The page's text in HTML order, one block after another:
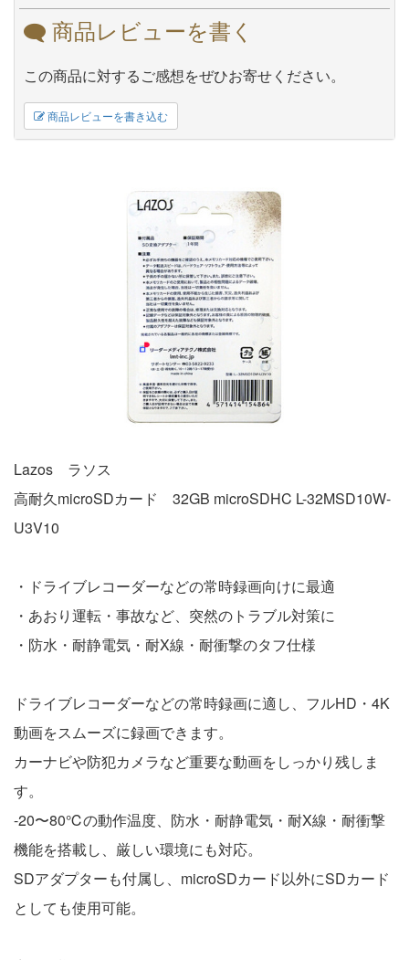
商品レビューを書く
この商品に対するご感想をぜひお寄せください。
商品レビューを書き込む
Lazos ラソス
高耐久microSDカード 32GB microSDHC L-32MSD10W-
U3V10
・ドライブレコーダーなどの常時録画向けに最適
・あおり運転・事故など、突然のトラブル対策に
・防水・耐静電気・耐X線・耐衝撃のタフ仕様
ドライブレコーダーなどの常時録画に適し、フルHD・4K
動画をスムーズに録画できます。
カーナビや防犯カメラなど重要な動画をしっかり残しま
す。
-20〜80℃の動作温度、防水・耐静電気・耐X線・耐衝撃
機能を搭載し、厳しい環境にも対応。
SDアダプターも付属し、microSDカード以外にSDカード
としても使用可能。